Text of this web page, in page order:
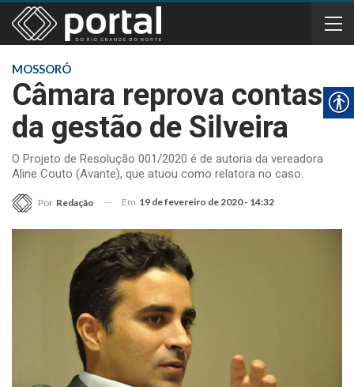
MOSSORÓ
Câmara reprova contas
da gestão de Silveira
O Projeto de Resolução 001/2020 é de autoria da vereadora
Aline Couto (Avante), que atuou como relatora no caso.
Por Redação Em 19 de fevereiro de 2020 - 14:32